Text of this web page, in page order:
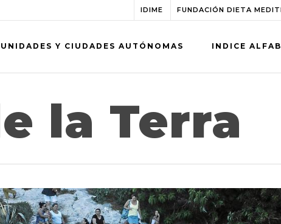
IDIME FUNDACIÓN DIETA
Y CIUDADES AUTÓNOMAS INDICE
la Terra